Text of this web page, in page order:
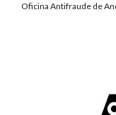
Oficina Antifraude de